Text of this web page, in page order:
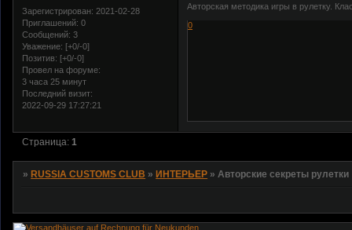
Зарегистрирован: 2021-02-28
Приглашений: 0
Сообщений: 3
Уважение: [+0/-0]
Позитив: [+0/-0]
Провел на форуме:
3 часа 25 минут
Последний визит:
2022-09-29 17:27:21
Авторская методика игры в рулетку.
0
Страница: 1
» RUSSIA CUSTOMS CLUB » ИНТЕРЬЕР »Авторские секреты рулетки